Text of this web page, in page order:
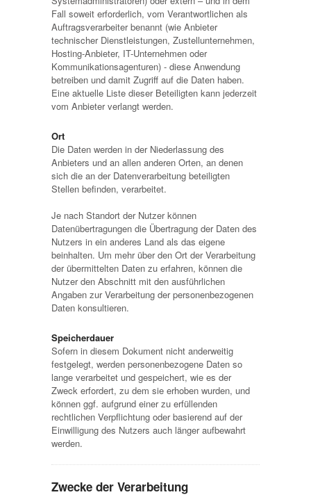
Fall soweit erforderlich, vom Verantwortlichen als
Auftragsverarbeiter benannt (wie Anbieter
technischer Dienstleistungen, Zustellunternehmen,
Hosting-Anbieter, IT-Unternehmen oder
Kommunikationsagenturen) - diese Anwendung
betreiben und damit Zugriff auf die Daten haben.
Eine aktuelle Liste dieser Beteiligten kann jederzeit
vom Anbieter verlangt werden.
Ort
Die Daten werden in der Niederlassung des
Anbieters und an allen anderen Orten, an denen
sich die an der Datenverarbeitung beteiligten
Stellen befinden, verarbeitet.
Je nach Standort der Nutzer können
Datenübertragungen die Übertragung der Daten des
Nutzers in ein anderes Land als das eigene
beinhalten. Um mehr über den Ort der Verarbeitung
der übermittelten Daten zu erfahren, können die
Nutzer den Abschnitt mit den ausführlichen
Angaben zur Verarbeitung der personenbezogenen
Daten konsultieren.
Speicherdauer
Sofern in diesem Dokument nicht anderweitig
festgelegt, werden personenbezogene Daten so
lange verarbeitet und gespeichert, wie es der
Zweck erfordert, zu dem sie erhoben wurden, und
können ggf. aufgrund einer zu erfüllenden
rechtlichen Verpflichtung oder basierend auf der
Einwilligung des Nutzers auch länger aufbewahrt
werden.
Zwecke der Verarbeitung